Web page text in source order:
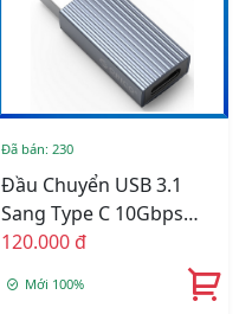
Đã bán: 230
Đầu Chuyển USB 3.1
Sang Type C 10Gbps
ORICO AH-AC10-GY
120.000 đ
Mới 100%